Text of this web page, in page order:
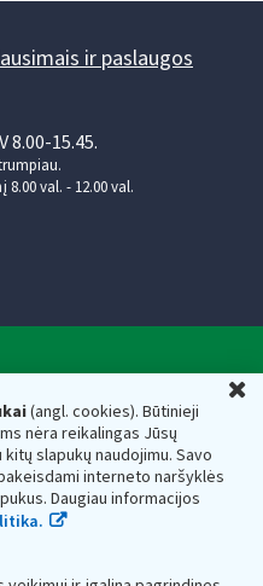
(angl. cookies). Būtinieji
nėra reikalingas Jūsų
slapukų naudojimu. Savo
interneto naršyklės
Daugiau informacijos
ir paslaugos
8.00-15.45.
val. - 12.00 val.
— 188659752,
Vilnius, Lietuva, el.paštas:
188659752
inspekciją prie Lietuvos
ir saugomi Juridinių